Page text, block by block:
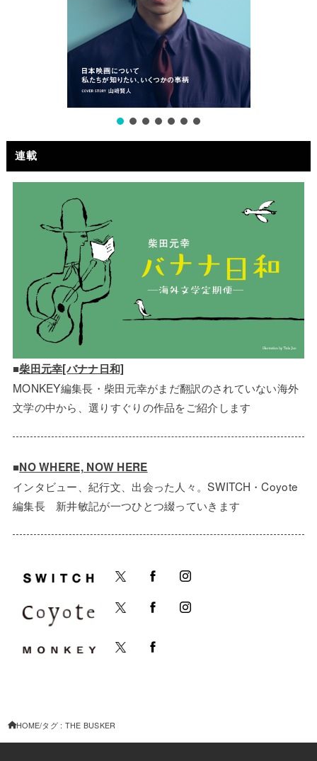
連載
■柴田元幸[バナナ日和]
MONKEY編集長・柴田元幸がまだ翻訳のされていない海外
文学の中から、選りすぐりの作品をご紹介します
■NO WHERE, NOW HERE
インタビュー、紀行文、出会った人々。SWITCH・Coyote
編集長 新井敏記が一つひとつ綴っていきます
HOME タグ : THE BUSKER